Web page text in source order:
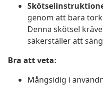
genom att bara
Denna skötsel
säkerställer att
Bra att veta:
Mångsidig i